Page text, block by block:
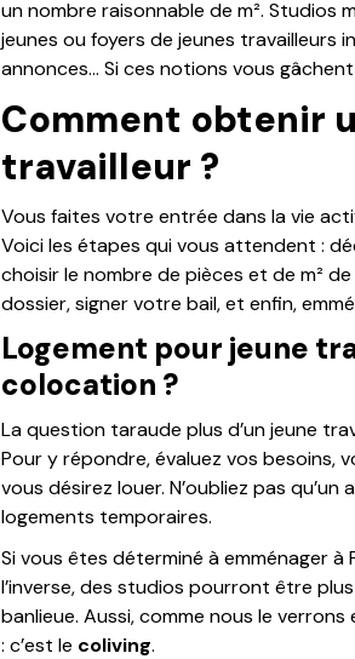
un nombre raisonnable de m². Studios
jeunes ou foyers de jeunes travailleurs
annonces… Si ces notions vous
Comment obtenir
travailleur ?
Vous faites votre entrée dans la vie
Voici les étapes qui vous attendent :
choisir le nombre de pièces et de m²
dossier, signer votre bail, et enfin,
Logement pour jeune
colocation ?
La question taraude plus d’un jeune
Pour y répondre, évaluez vos besoins,
vous désirez louer. N’oubliez pas
logements temporaires.
Si vous êtes déterminé à emménager à
l’inverse, des studios pourront être
banlieue. Aussi, comme nous le
: c’est le coliving.